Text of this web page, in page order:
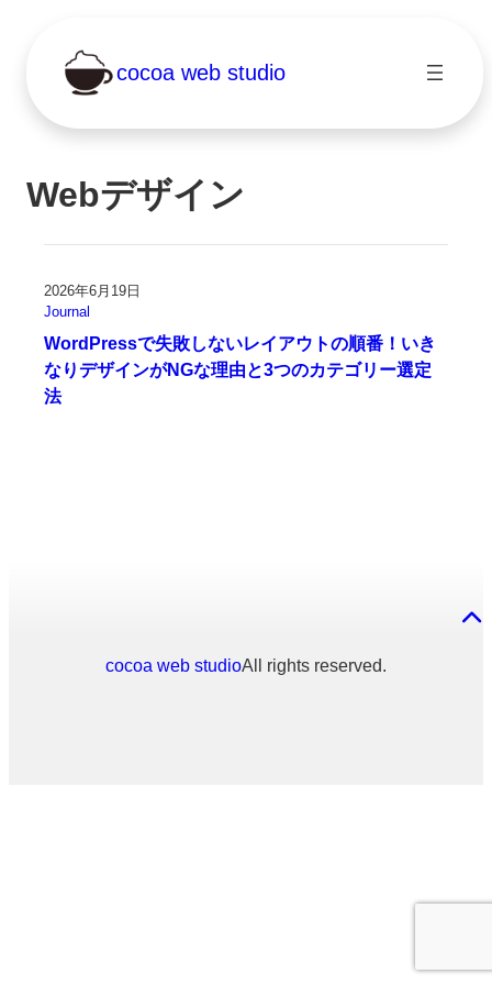
cocoa web studio
Webデザイン
2026年6月19日
Journal
WordPressで失敗しないレイアウトの順番！いき
なりデザインがNGな理由と3つのカテゴリー選定
法
cocoa web studioAll rights reserved.